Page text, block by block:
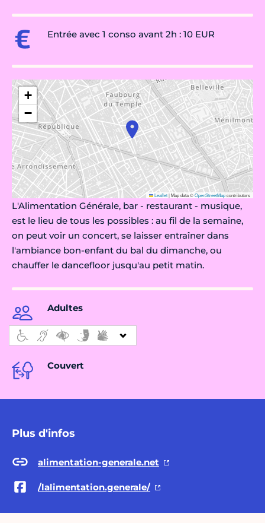
Entrée avec 1 conso avant 2h : 10 EUR
+
−
Leaflet|Map data ©OpenStreetMapcontributors
L'Alimentation Générale, bar - restaurant - musique,
est le lieu de tous les possibles : au fil de la semaine,
on peut voir un concert, se laisser entraîner dans
l'ambiance bon-enfant du bal du dimanche, ou
chauffer le dancefloor jusqu'au petit matin.
Adultes
Couvert
Plus d'infos
alimentation-generale.net
/lalimentation.generale/